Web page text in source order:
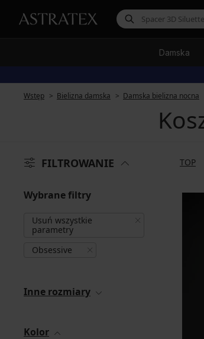
Damska
Wstęp Bielizna damska Damska bielizna nocna
FILTROWANIE TOP
Wybrane filtry
Usuń wszystkie
parametry
Obsessive
Inne rozmiary
Kolor